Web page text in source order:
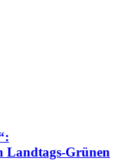
Landtags-Grünen